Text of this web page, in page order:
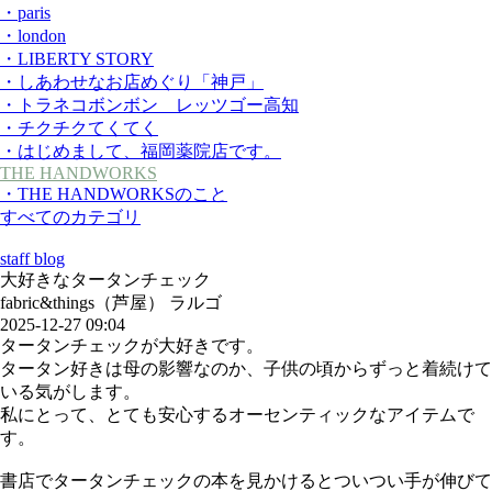
・paris
・london
・LIBERTY STORY
・しあわせなお店めぐり「神戸」
・トラネコボンボン レッツゴー高知
・チクチクてくてく
・はじめまして、福岡薬院店です。
THE HANDWORKS
・THE HANDWORKSのこと
すべてのカテゴリ
staff blog
大好きなタータンチェック
fabric&things（芦屋） ラルゴ
2025-12-27 09:04
タータンチェックが大好きです。
タータン好きは母の影響なのか、子供の頃からずっと着続けて
いる気がします。
私にとって、とても安心するオーセンティックなアイテムで
す。
書店でタータンチェックの本を見かけるとついつい手が伸びて